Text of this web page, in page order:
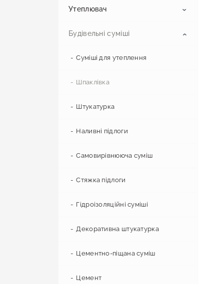
Гіпсокартон
Стельовий гіпсокартон
Стіновий гіпсокартон
Вологостійкий гіпсокартон
Вогнестійкий гіпсокартон
Профіль для гіпсокартону
Профіль UD
Профіль CD
Профіль UW
Профіль CW
Профіль звукоізоляційний
Кріплення для профілів
Магнезитова плита
Плита гіпсоволокниста
Утеплювач
Пінопласт
Пінополістирол
Мінеральна вата
Пінопластова крихта
Сітка фасадна
Гідробар'єр
Вітробар'єр
Підкладка
Паробар'єр
Будівельні суміші
Суміші для утеплення
Шпаклівка
Штукатурка
Наливні підлоги
Самовирівнююча суміш
Стяжка підлоги
Гідроізоляційні суміші
Декоративна штукатурка
Цементно-піщана суміш
Цемент